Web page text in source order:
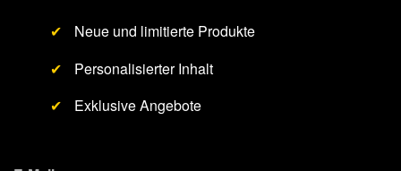
✔
Neue und limitierte Produkte
✔
Personalisierter Inhalt
✔
Exklusive Angebote